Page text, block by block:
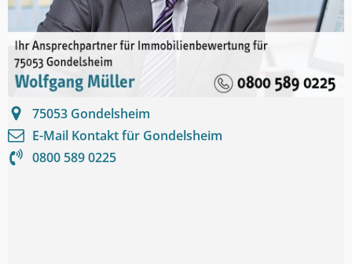
75053 Gondelsheim
E-Mail Kontakt für Gondelsheim
0800 589 0225